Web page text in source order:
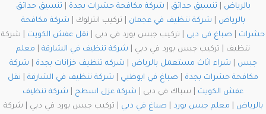
بالرياض
تنسيق حدائق شركة مكافحة حشرات بجدة
تنسيق حدائق
بالرياض
شركة تنظيف في عجمان | تركيب انترلوك | شركة مكافحة
حشرات
صباغ في دبي | تركيب جبس بورد في دبي | نقل عفش الكويت | شركة
تنظيف | تركيب جبس بورد في دبي | شركة تنظيف في الشارقة
معلم
جبس
شراء اثاث مستعمل بالرياض شركه تنظيف خزانات بجدة
شركة
مكافحة حشرات بجدة
صباغ في ابوظبي شركة تنظيف في الشارقة
نقل
عفش الكويت | سباك في دبي | شركة عزل اسطح
شركة تنظيف
بالرياض
معلم جبس بورد صباغ في دبي | تركيب جبس بورد في دبي | شركة